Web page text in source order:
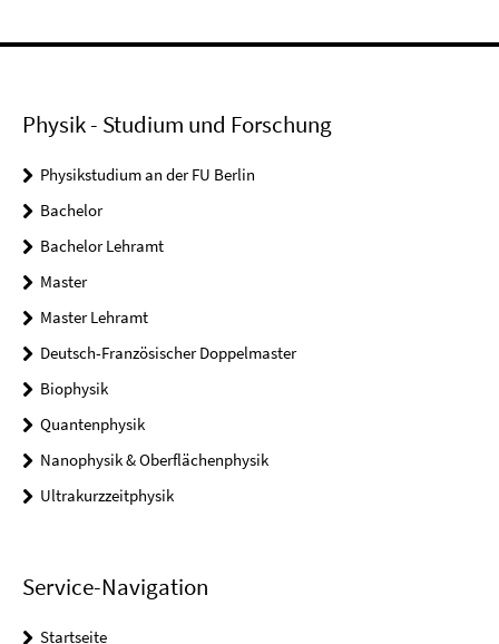
Physik - Studium und Forschung
Physikstudium an der FU Berlin
Bachelor
Bachelor Lehramt
Master
Master Lehramt
Deutsch-Französischer Doppelmaster
Biophysik
Quantenphysik
Nanophysik & Oberflächenphysik
Ultrakurzzeitphysik
Service-Navigation
Startseite